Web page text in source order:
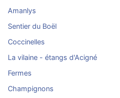
Amanlys
Sentier du Boël
Coccinelles
La vilaine - étangs d'Acigné
Fermes
Champignons